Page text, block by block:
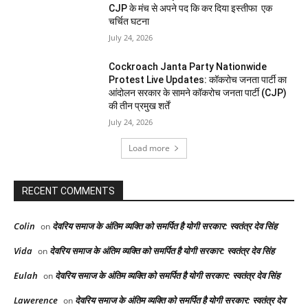
CJP के मंच से अपने पद कि कर दिया इस्तीफा एक
चर्चित घटना
July 24, 2026
Cockroach Janta Party Nationwide
Protest Live Updates: कॉकरोच जनता पार्टी का
आंदोलन सरकार के सामने कॉकरोच जनता पार्टी (CJP)
की तीन प्रमुख शर्तें
July 24, 2026
Load more
RECENT COMMENTS
Colin on देवरिय समाज के अंतिम व्यक्ति को समर्पित है योगी सरकार: स्वतंत्र देव सिंह
Vida on देवरिय समाज के अंतिम व्यक्ति को समर्पित है योगी सरकार: स्वतंत्र देव सिंह
Eulah on देवरिय समाज के अंतिम व्यक्ति को समर्पित है योगी सरकार: स्वतंत्र देव सिंह
Lawerence on देवरिय समाज के अंतिम व्यक्ति को समर्पित है योगी सरकार: स्वतंत्र देव